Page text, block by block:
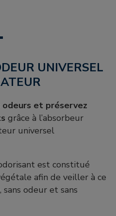
odeurs et préservez
grâce à l’absorbeur
universel
est constitué
afin de veiller à ce
sans odeur et sans